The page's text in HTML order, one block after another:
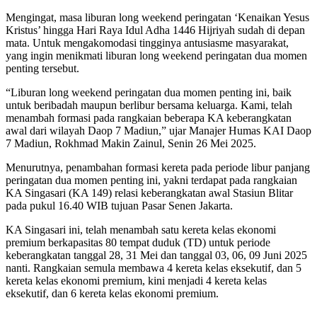
Mengingat, masa liburan long weekend peringatan ‘Kenaikan Yesus
Kristus’ hingga Hari Raya Idul Adha 1446 Hijriyah sudah di depan
mata. Untuk mengakomodasi tingginya antusiasme masyarakat,
yang ingin menikmati liburan long weekend peringatan dua momen
penting tersebut.
“Liburan long weekend peringatan dua momen penting ini, baik
untuk beribadah maupun berlibur bersama keluarga. Kami, telah
menambah formasi pada rangkaian beberapa KA keberangkatan
awal dari wilayah Daop 7 Madiun,” ujar Manajer Humas KAI Daop
7 Madiun, Rokhmad Makin Zainul, Senin 26 Mei 2025.
Menurutnya, penambahan formasi kereta pada periode libur panjang
peringatan dua momen penting ini, yakni terdapat pada rangkaian
KA Singasari (KA 149) relasi keberangkatan awal Stasiun Blitar
pada pukul 16.40 WIB tujuan Pasar Senen Jakarta.
KA Singasari ini, telah menambah satu kereta kelas ekonomi
premium berkapasitas 80 tempat duduk (TD) untuk periode
keberangkatan tanggal 28, 31 Mei dan tanggal 03, 06, 09 Juni 2025
nanti. Rangkaian semula membawa 4 kereta kelas eksekutif, dan 5
kereta kelas ekonomi premium, kini menjadi 4 kereta kelas
eksekutif, dan 6 kereta kelas ekonomi premium.